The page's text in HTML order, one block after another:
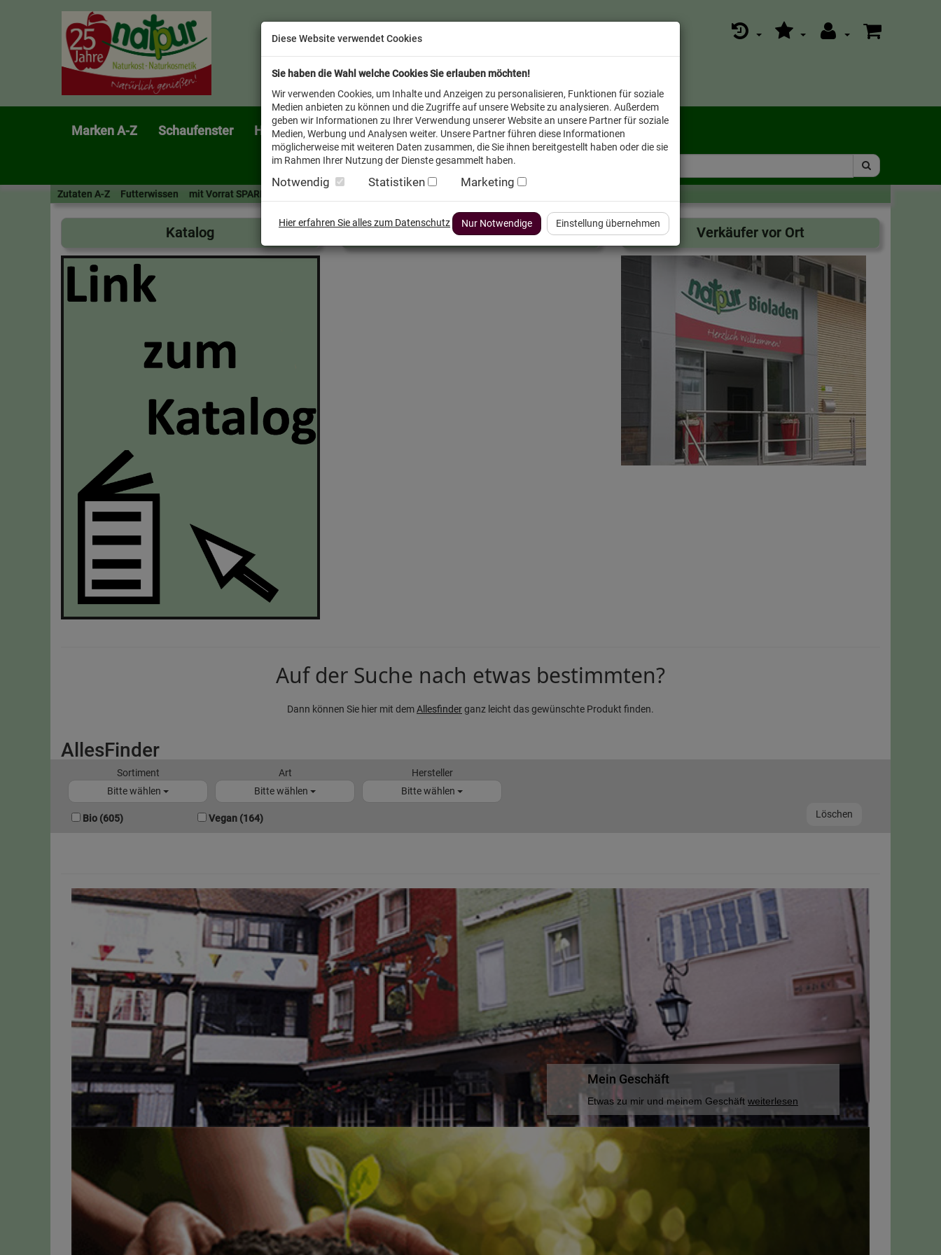
Marken A-Z Schaufenster Heimtier
Zutaten A-Z Futterwissen mit Vorrat SPAREN
Katalog Schaufenster Verkäufer vor Ort
Auf der Suche nach etwas bestimmten?
Dann können Sie hier mit demAllesfinderganz leicht das gewünschte Produkt finden.
AllesFinder
Sortiment
Bitte wählen
Art
Bitte wählen
Hersteller
Bitte wählen
Bio (605) Vegan (164)
Mein Geschäft
Etwas zu mir und meinem Geschäft weiterlesen
Diese Website verwendet Cookies
Sie haben die Wahl welche Cookies Sie erlauben möchten!
Wir verwenden Cookies, um Inhalte und Anzeigen zu personalisieren, Funktionen für soziale
Medien anbieten zu können und die Zugriffe auf unsere Website zu analysieren. Außerdem
geben wir Informationen zu Ihrer Verwendung unserer Website an unsere Partner für soziale
Medien, Werbung und Analysen weiter. Unsere Partner führen diese Informationen
möglicherweise mit weiteren Daten zusammen, die Sie ihnen bereitgestellt haben oder die sie
im Rahmen Ihrer Nutzung der Dienste gesammelt haben.
Notwendig Statistiken Marketing
Hier erfahren Sie alles zum Datenschutz Nur Notwendige Einstellung übernehmen